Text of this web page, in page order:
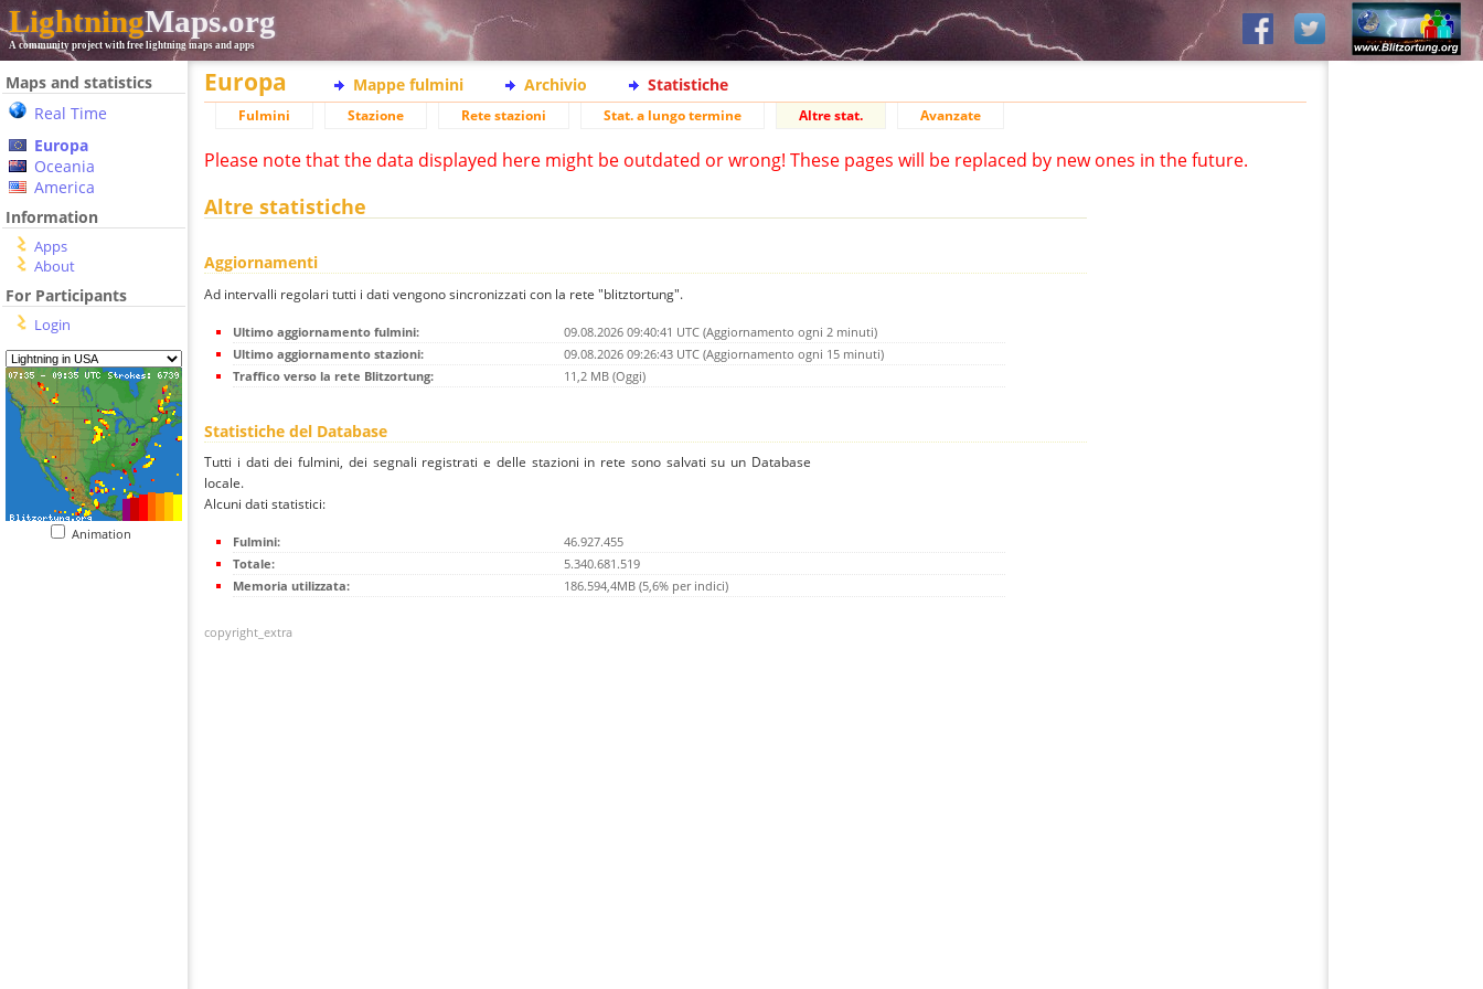
LightningMaps.org
A community project with free lightning maps and apps
Maps and statistics
Real Time
Europa
Oceania
America
Information
Apps
About
For Participants
Login
Animation
Europa Mappe fulmini Archivio Statistiche
Fulmini Stazione Rete stazioni Stat. a lungo termine Altre stat. Avanzate
Please note that the data displayed here might be outdated or wrong! These pages will be replaced by new ones in the future.
Altre statistiche
Aggiornamenti
Ad intervalli regolari tutti i dati vengono sincronizzati con la rete "blitztortung".
Ultimo aggiornamento fulmini:
09.08.2026 09:40:41 UTC (Aggiornamento ogni 2 minuti)
Ultimo aggiornamento stazioni:
09.08.2026 09:26:43 UTC (Aggiornamento ogni 15 minuti)
Traffico verso la rete Blitzortung:
11,2 MB (Oggi)
Statistiche del Database
Tutti i dati dei fulmini, dei segnali registrati e delle stazioni in rete sono salvati su un Database
locale.
Alcuni dati statistici:
Fulmini:
46.927.455
Totale:
5.340.681.519
Memoria utilizzata:
186.594,4MB (5,6% per indici)
copyright_extra